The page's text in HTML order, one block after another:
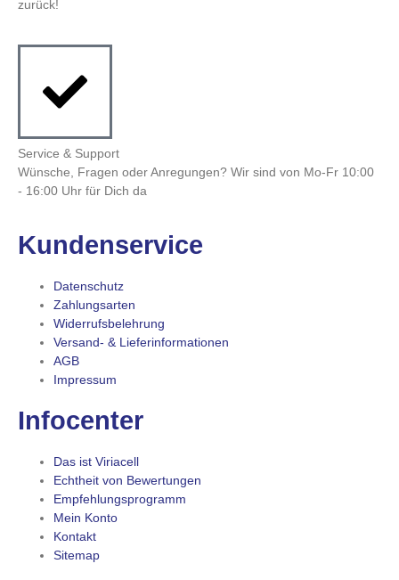
zurück!
Service & Support
Wünsche, Fragen oder Anregungen? Wir sind von Mo-Fr 10:00
- 16:00 Uhr für Dich da
Kundenservice
Datenschutz
Zahlungsarten
Widerrufsbelehrung
Versand- & Lieferinformationen
AGB
Impressum
Infocenter
Das ist Viriacell
Echtheit von Bewertungen
Empfehlungsprogramm
Mein Konto
Kontakt
Sitemap